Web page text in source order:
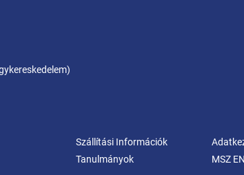
Szállítási Információk
Tanulmányok MSZ